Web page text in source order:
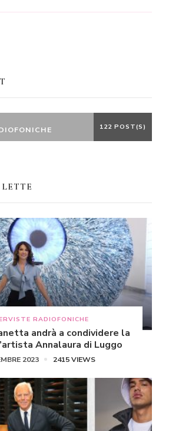
122 POST(S)
RADIOFONICHE
andrà a condividere la
Annalaura di Luggo
2023 2415 VIEWS